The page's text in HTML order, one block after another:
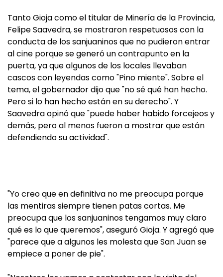
Tanto Gioja como el titular de Minería de la Provincia,
Felipe Saavedra, se mostraron respetuosos con la
conducta de los sanjuaninos que no pudieron entrar
al cine porque se generó un contrapunto en la
puerta, ya que algunos de los locales llevaban
cascos con leyendas como "Pino miente". Sobre el
tema, el gobernador dijo que "no sé qué han hecho.
Pero si lo han hecho están en su derecho". Y
Saavedra opinó que "puede haber habido forcejeos y
demás, pero al menos fueron a mostrar que están
defendiendo su actividad".
"Yo creo que en definitiva no me preocupa porque
las mentiras siempre tienen patas cortas. Me
preocupa que los sanjuaninos tengamos muy claro
qué es lo que queremos", aseguró Gioja. Y agregó que
"parece que a algunos les molesta que San Juan se
empiece a poner de pie".